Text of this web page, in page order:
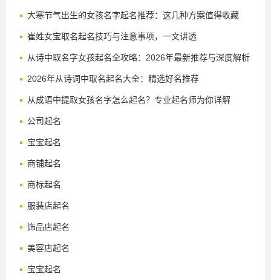
大寒节气出生的女孩名字起名推荐：这几种方案值得收藏
崔姓女宝取名起名技巧与注意事项，一文讲透
从诗中取名字女孩起名全攻略：2026年最新推荐与深度解析
2026年从诗词中取名起名大全：精选好名推荐
从成语中提取女孩名字怎么起名？专业起名师为你详解
公司起名
宝宝起名
商铺起名
商标起名
服装店起名
饰品店起名
美容店起名
宝宝起名